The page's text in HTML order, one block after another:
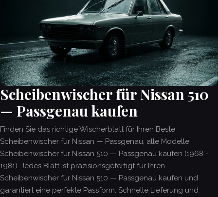
Scheibenwischer für Nissan 510
— Passgenau kaufen
Finden Sie das richtige Wischerblatt für Ihren Beste
Scheibenwischer für Nissan — Passgenau, alle Modelle
Scheibenwischer für Nissan 510 — Passgenau kaufen (1968 -
1981). Jedes Blatt ist präzisionsgefertigt für Ihren
Scheibenwischer für Nissan 510 — Passgenau kaufen und
garantiert eine perfekte Passform. Schnelle Lieferung und